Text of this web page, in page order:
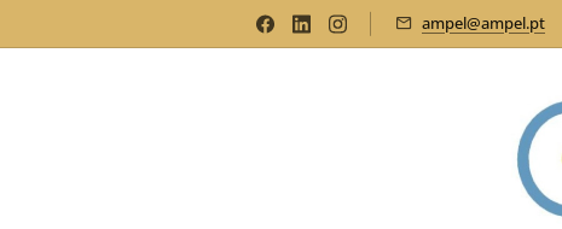
ampel@ampel.pt